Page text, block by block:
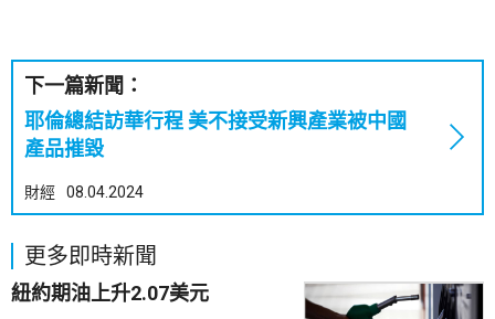
下一篇新聞：
耶倫總結訪華行程 美不接受新興產業被中國
產品摧毀
財經 08.04.2024
更多即時新聞
紐約期油上升2.07美元